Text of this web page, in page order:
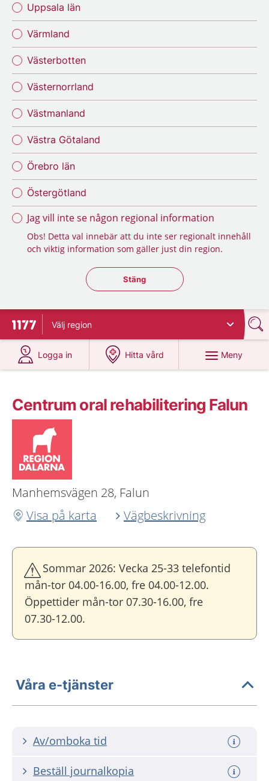
Uppsala län
Värmland
Västerbotten
Västernorrland
Västmanland
Västra Götaland
Örebro län
Östergötland
Jag vill inte se någon regional information
Obs! Detta val innebär att du inte ser regionalt innehåll
och viktig information som gäller just din region.
Stäng regionsväljaren
Stäng
Till startsidan för 1177
Välj region
Logga in
på 1177.se
Hitta vård
på 1177.se
Meny
Centrum oral rehabilitering Falun
Manhemsvägen 28, Falun
Visa på karta
Vägbeskrivning
Sommar 2026: Vecka 25-33 telefontid
mån-tor 04.00-16.00, fre 04.00-12.00.
Öppettider mån-tor 07.30-16.00, fre
07.30-12.00.
Våra e-tjänster
Av/omboka tid
Beställ journalkopia